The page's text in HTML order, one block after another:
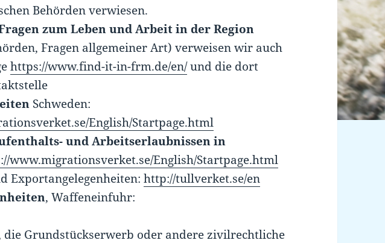
Behörden verwiesen.
zum Leben und Arbeit in der Region
Fragen allgemeiner Art) verweisen wir auch
https://www.find-it-in-frm.de/en/und die dort
Schweden:
English/Startpage.html
und Arbeitserlaubnissen in
www.migrationsverket.se/English/Startpage.html
Exportangelegenheiten:http://tullverket.se/en
, Waffeneinfuhr:
die Grundstückserwerb oder andere zivilrechtliche